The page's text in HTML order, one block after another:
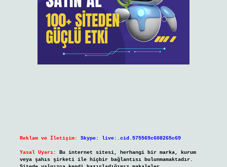
Reklam ve İletişim: Skype: live:.cid.575569c608265c69
Yasal Uyarı:
Bu internet sitesi, herhangi bir marka, kurum
veya şahıs şirketi ile hiçbir bağlantısı bulunmamaktadır.